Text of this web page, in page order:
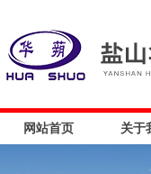
网站首页 关于